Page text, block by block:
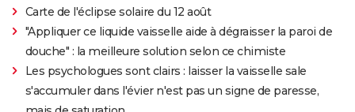
Carte de l'éclipse solaire du 12 août
"Appliquer ce liquide vaisselle aide à dégraisser la paroi de
douche" : la meilleure solution selon ce chimiste
Les psychologues sont clairs : laisser la vaisselle sale
s'accumuler dans l'évier n'est pas un signe de paresse,